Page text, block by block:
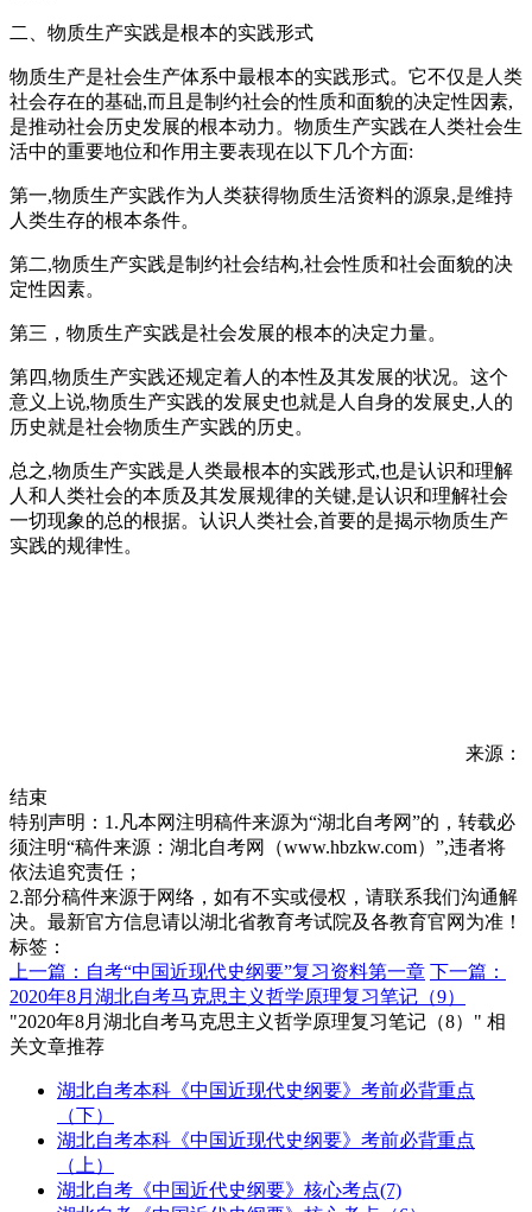
二、物质生产实践是根本的实践形式
物质生产是社会生产体系中最根本的实践形式。它不仅是人类
社会存在的基础,而且是制约社会的性质和面貌的决定性因素,
是推动社会历史发展的根本动力。物质生产实践在人类社会生
活中的重要地位和作用主要表现在以下几个方面:
第一,物质生产实践作为人类获得物质生活资料的源泉,是维持
人类生存的根本条件。
第二,物质生产实践是制约社会结构,社会性质和社会面貌的决
定性因素。
第三，物质生产实践是社会发展的根本的决定力量。
第四,物质生产实践还规定着人的本性及其发展的状况。这个
意义上说,物质生产实践的发展史也就是人自身的发展史,人的
历史就是社会物质生产实践的历史。
总之,物质生产实践是人类最根本的实践形式,也是认识和理解
人和人类社会的本质及其发展规律的关键,是认识和理解社会
一切现象的总的根据。认识人类社会,首要的是揭示物质生产
实践的规律性。
来源：
结束
特别声明：1.凡本网注明稿件来源为“湖北自考网”的，转载必
须注明“稿件来源：湖北自考网（www.hbzkw.com）”,违者将
依法追究责任；
2.部分稿件来源于网络，如有不实或侵权，请联系我们沟通解
决。最新官方信息请以湖北省教育考试院及各教育官网为准！
标签：
上一篇：自考“中国近现代史纲要”复习资料第一章 下一篇：
2020年8月湖北自考马克思主义哲学原理复习笔记（9）
"2020年8月湖北自考马克思主义哲学原理复习笔记（8）" 相
关文章推荐
湖北自考本科《中国近现代史纲要》考前必背重点
（下）
湖北自考本科《中国近现代史纲要》考前必背重点
（上）
湖北自考《中国近代史纲要》核心考点(7)